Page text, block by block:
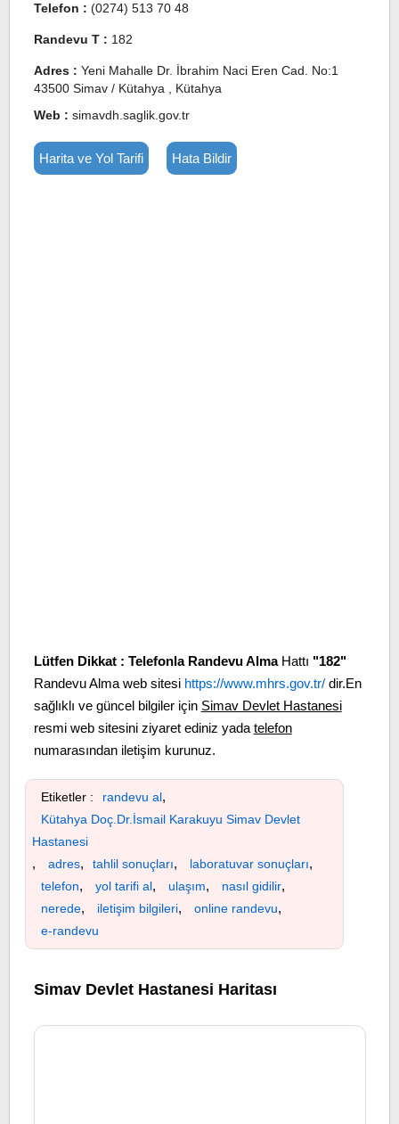
Telefon : (0274) 513 70 48
Randevu T : 182
Adres : Yeni Mahalle Dr. İbrahim Naci Eren Cad. No:1
43500 Simav / Kütahya , Kütahya
Web : simavdh.saglik.gov.tr
Harita ve Yol Tarifi Hata Bildir
Lütfen Dikkat : Telefonla Randevu AlmaHattı "182"
Randevu Alma web sitesi https://www.mhrs.gov.tr/dir.En
sağlıklı ve güncel bilgiler için Simav Devlet Hastanesi
resmi web sitesini ziyaret ediniz yada telefon
numarasından iletişim kurunuz.
Etiketler : randevu al,
Kütahya Doç.Dr.İsmail Karakuyu Simav Devlet
Hastanesi
, adres, tahlil sonuçları, laboratuvar sonuçları,
telefon, yol tarifi al, ulaşım, nasıl gidilir,
nerede, iletişim bilgileri, online randevu,
e-randevu
Simav Devlet Hastanesi Haritası